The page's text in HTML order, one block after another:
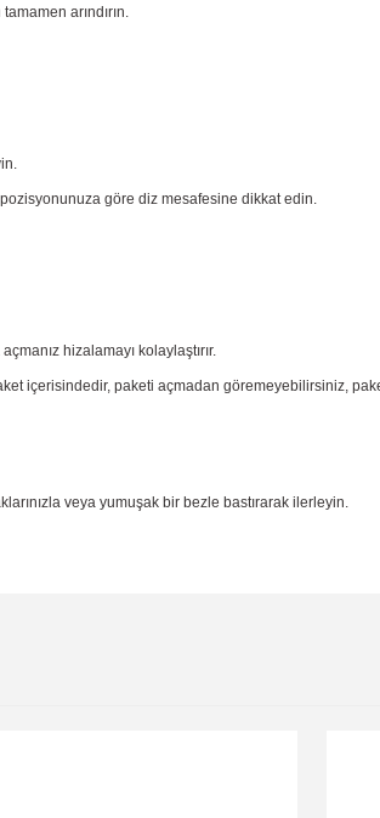
arındırın.
pozisyonunuza göre diz mesafesine dikkat edin.
hizalamayı kolaylaştırır.
içerisindedir, paketi açmadan göremeyebilirsiniz,
veya yumuşak bir bezle bastırarak ilerleyin.